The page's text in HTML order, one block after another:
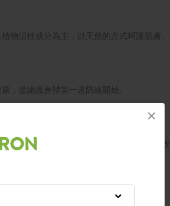
×
物活性成分為主，以天然的方式呵護肌膚。
，從維護身體第一道防線開始。
緩解各種身體症狀。 為提高產品質量和有效